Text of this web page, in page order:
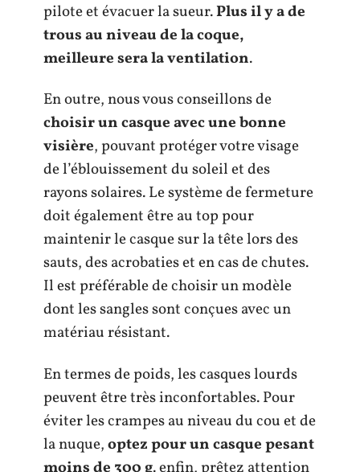
pilote et évacuer la sueur.Plus il y a de
trous au niveau de la coque,
meilleure sera la ventilation.
En outre, nous vous conseillons de
choisir uncasque avec une bonne
visière, pouvant protéger votre visage
de l’éblouissement du soleil et des
rayons solaires. Le système de fermeture
doit également être au top pour
maintenir le casque sur la tête lors des
sauts, des acrobaties et en cas de chutes.
Il est préférable de choisir un modèle
dont les sangles sont conçues avec un
matériau résistant.
En termes de poids, les casques lourds
peuvent être très inconfortables. Pour
éviter les crampes au niveau du cou et de
la nuque,optez pour un casque pesant
moins de 300 g. enfin, prêtez attention